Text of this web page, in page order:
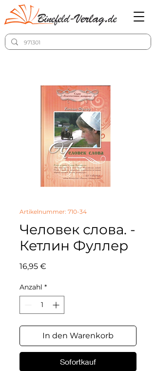
Artikelnummer: 710-34
Человек слова. -
Кетлин Фуллер
16,95 €
Anzahl *
In den Warenkorb
Sofortkauf